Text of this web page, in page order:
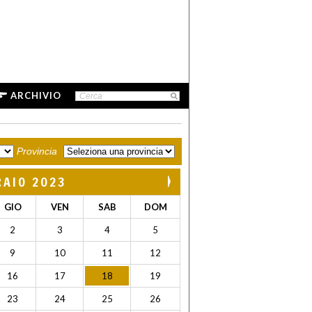
ARCHIVIO
Provincia
2023
GIO VEN SAB DOM
2 3 4 5
9 10 11 12
16 17 18 19
23 24 25 26